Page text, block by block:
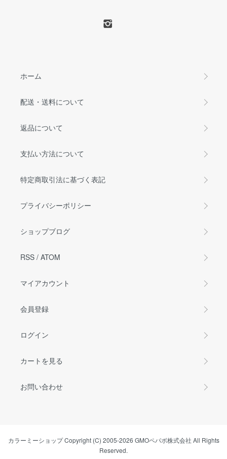
ホーム
配送・送料について
返品について
支払い方法について
特定商取引法に基づく表記
プライバシーポリシー
ショップブログ
RSS / ATOM
マイアカウント
会員登録
ログイン
カートを見る
お問い合わせ
カラーミーショップCopyright (C) 2005-2026 GMOペパボ株式会社 All Rights
Reserved.